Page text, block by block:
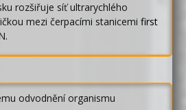
rozšiřuje síť ultrarychlého
mezi čerpacími stanicemi first
.
odvodnění organismu